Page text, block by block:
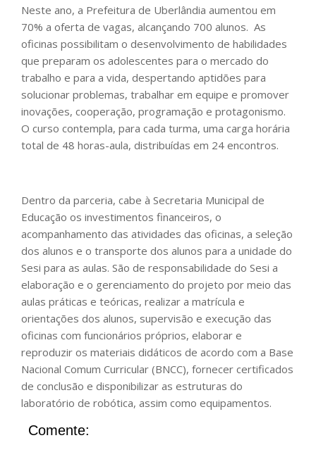
Neste ano, a Prefeitura de Uberlândia aumentou em
70% a oferta de vagas, alcançando 700 alunos. As
oficinas possibilitam o desenvolvimento de habilidades
que preparam os adolescentes para o mercado do
trabalho e para a vida, despertando aptidões para
solucionar problemas, trabalhar em equipe e promover
inovações, cooperação, programação e protagonismo.
O curso contempla, para cada turma, uma carga horária
total de 48 horas-aula, distribuídas em 24 encontros.
Dentro da parceria, cabe à Secretaria Municipal de
Educação os investimentos financeiros, o
acompanhamento das atividades das oficinas, a seleção
dos alunos e o transporte dos alunos para a unidade do
Sesi para as aulas. São de responsabilidade do Sesi a
elaboração e o gerenciamento do projeto por meio das
aulas práticas e teóricas, realizar a matrícula e
orientações dos alunos, supervisão e execução das
oficinas com funcionários próprios, elaborar e
reproduzir os materiais didáticos de acordo com a Base
Nacional Comum Curricular (BNCC), fornecer certificados
de conclusão e disponibilizar as estruturas do
laboratório de robótica, assim como equipamentos.
Comente: